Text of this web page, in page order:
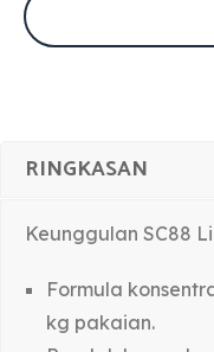
RINGKASAN
Keunggulan SC88
Formula
kg pakaian.